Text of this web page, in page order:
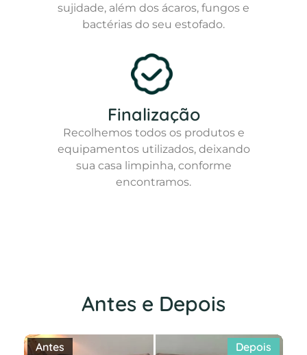
sujidade, além dos ácaros, fungos e
bactérias do seu estofado.
Finalização
Recolhemos todos os produtos e
equipamentos utilizados, deixando
sua casa limpinha, conforme
encontramos.
Antes e Depois
Antes Depois